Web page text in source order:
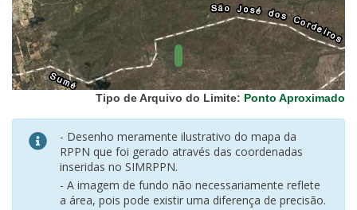
Rodovias
(IBGE)
Relevo
(IBGE)
Tipo de Arquivo do Limite: Ponto Aproximado
- Desenho meramente ilustrativo do mapa da
RPPN que foi gerado através das coordenadas
inseridas no SIMRPPN.
- A imagem de fundo não necessariamente reflete
a área, pois pode existir uma diferença de precisão.